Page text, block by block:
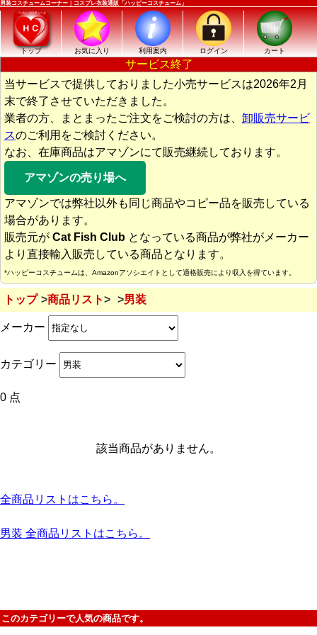
男装コスチュームコーナー｜コスプレ衣装通販「ハッピーコスチューム」
トップ お気に入り 利用案内 ログイン カート
サービス終了
当サービスで提供しておりました小売サービスは2026年2月
末で終了させていただきました。
業者の方、まとまったご注文をご検討の方は、 卸販売サービ
スのご利用をご検討ください。
なお、在庫商品はアマゾンにて販売継続しております。
アマゾンの売り場へ
アマゾンでは弊社以外も同じ商品やコピー品を販売している
場合があります。
販売元が Cat Fish Club となっている商品が弊社がメーカー
より直接輸入販売している商品となります。
*ハッピーコスチュームは、Amazonアソシエイトとして適格販売により収入を得ています。
トップ 商品リスト 男装
メーカー
カテゴリー
0 点
該当商品がありません。
全商品リストはこちら。
男装 全商品リストはこちら。
このカテゴリーで人気の商品です。